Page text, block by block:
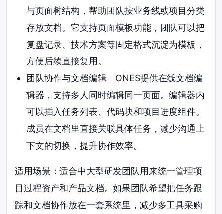
与页面树结构，帮助团队按业务线或项目分类
存放文档。它支持页面模板功能，团队可以把
复盘记录、技术方案等固定格式沉淀为模板，
方便后续直接复用。
团队协作与文档编辑：ONES提供在线文档编
辑器，支持多人同时编辑同一页面。编辑器内
可以插入任务列表、代码块和项目进度组件。
成员在文档里直接关联具体任务，减少沟通上
下文的切换，提升协作效率。
适用场景：适合中大型研发团队用来统一管理项
目过程资产和产品文档。如果团队希望把任务跟
踪和文档协作放在一套系统里，减少多工具采购